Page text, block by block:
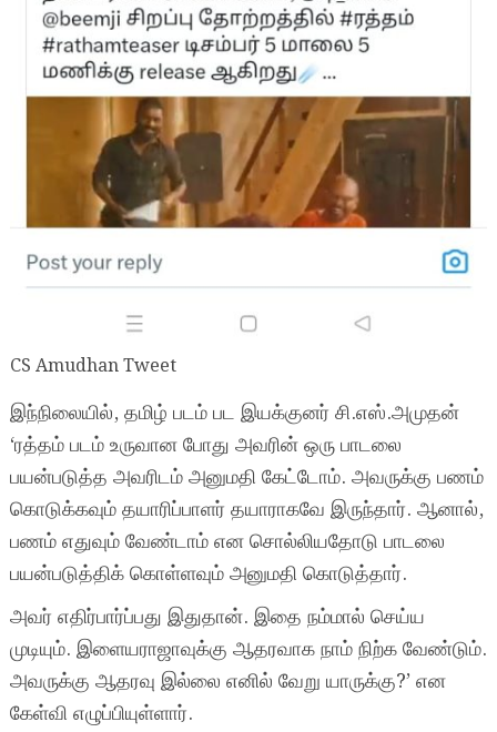
CS Amudhan Tweet
இந்நிலையில், தமிழ் படம் பட இயக்குனர் சி.எஸ்.அமுதன்
‘ரத்தம் படம் உருவான போது அவரின் ஒரு பாடலை
பயன்படுத்த அவரிடம் அனுமதி கேட்டோம். அவருக்கு பணம்
கொடுக்கவும் தயாரிப்பாளர் தயாராகவே இருந்தார். ஆனால்,
பணம் எதுவும் வேண்டாம் என சொல்லியதோடு பாடலை
பயன்படுத்திக் கொள்ளவும் அனுமதி கொடுத்தார்.
அவர் எதிர்பார்ப்பது இதுதான். இதை நம்மால் செய்ய
முடியும். இளையராஜாவுக்கு ஆதரவாக நாம் நிற்க வேண்டும்.
அவருக்கு ஆதரவு இல்லை எனில் வேறு யாருக்கு?’ என
கேள்வி எழுப்பியுள்ளார்.